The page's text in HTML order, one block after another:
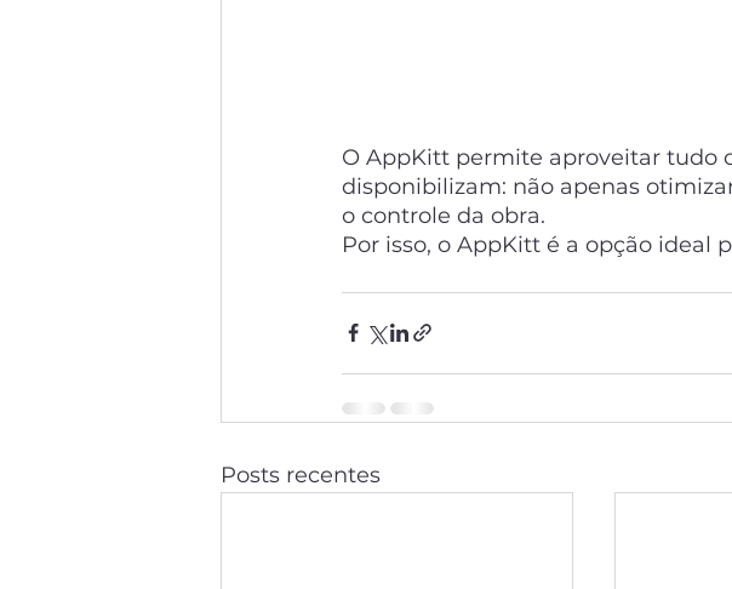
O AppKitt permite aproveitar tudo
disponibilizam: não apenas
o controle da obra.
Por isso, o AppKitt é a opção ideal
Posts recentes